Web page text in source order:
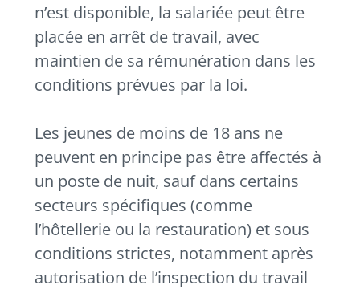
n’est disponible, la salariée peut être
placée en arrêt de travail, avec
maintien de sa rémunération dans les
conditions prévues par la loi.
Les jeunes de moins de 18 ans ne
peuvent en principe pas être affectés à
un poste de nuit, sauf dans certains
secteurs spécifiques (comme
l’hôtellerie ou la restauration) et sous
conditions strictes, notamment après
autorisation de l’inspection du travail